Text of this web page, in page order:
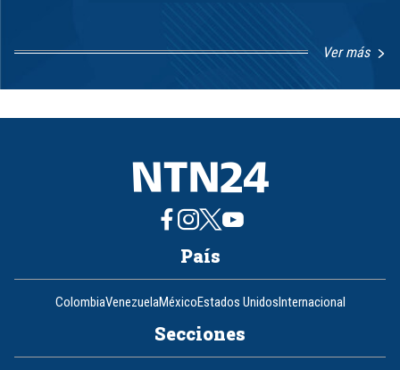
Ver más
8
País
ColombiaVenezuelaMéxicoEstados UnidosInternacional
Secciones